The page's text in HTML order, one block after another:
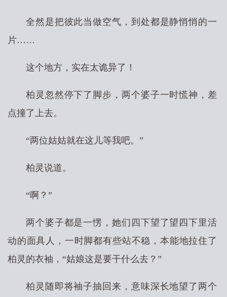
全然是把彼此当做空气，到处都是静悄悄的一
片……
这个地方，实在太诡异了！
柏灵忽然停下了脚步，两个婆子一时慌神，差
点撞了上去。
“两位姑姑就在这儿等我吧。”
柏灵说道。
“啊？”
两个婆子都是一愣，她们四下望了望四下里活
动的面具人，一时脚都有些站不稳，本能地拉住了
柏灵的衣袖，“姑娘这是要干什么去？”
柏灵随即将袖子抽回来，意味深长地望了两个